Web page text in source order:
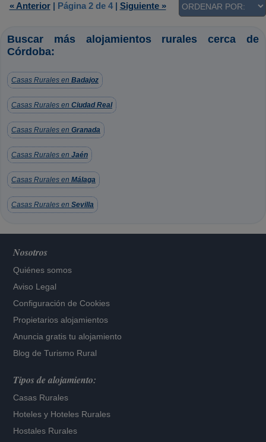
« Anterior| Página 2 de 4| Siguiente »
Buscar más alojamientos rurales cerca de
Córdoba:
Casas Rurales en Badajoz
Casas Rurales en Ciudad Real
Casas Rurales en Granada
Casas Rurales en Jaén
Casas Rurales en Málaga
Casas Rurales en Sevilla
Nosotros
Quiénes somos
Aviso Legal
Configuración de Cookies
Propietarios alojamientos
Anuncia gratis tu alojamiento
Blog de Turismo Rural
Tipos de alojamiento:
Casas Rurales
Hoteles y Hoteles Rurales
Hostales Rurales